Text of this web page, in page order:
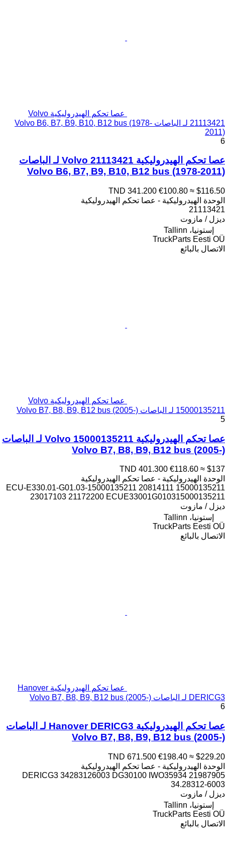
عصا تحكم الهيدروليكية Volvo
21113421 لـ الباصات Volvo B6, B7, B9, B10, B12 bus (1978-
2011)
6
عصا تحكم الهيدروليكية Volvo 21113421 لـ الباصات
Volvo B6, B7, B9, B10, B12 bus (1978-2011)
TND 341.200 €100.80 ≈ $116.50
الوحدة الهيدروليكية - عصا تحكم الهيدروليكية
21113421
ديزل / مازوت
إستونيا، Tallinn
TruckParts Eesti OÜ
الاتصال بالبائع
عصا تحكم الهيدروليكية Volvo
15000135211 لـ الباصات Volvo B7, B8, B9, B12 bus (2005-)
5
عصا تحكم الهيدروليكية Volvo 15000135211 لـ الباصات
Volvo B7, B8, B9, B12 bus (2005-)
TND 401.300 €118.60 ≈ $137
الوحدة الهيدروليكية - عصا تحكم الهيدروليكية
15000135211 ECU-E330.01-G01.03-15000135211 20814111
23017103 21172200 ECUE33001G010315000135211
ديزل / مازوت
إستونيا، Tallinn
TruckParts Eesti OÜ
الاتصال بالبائع
عصا تحكم الهيدروليكية Hanover
DERICG3 لـ الباصات Volvo B7, B8, B9, B12 bus (2005-)
6
عصا تحكم الهيدروليكية Hanover DERICG3 لـ الباصات
Volvo B7, B8, B9, B12 bus (2005-)
TND 671.500 €198.40 ≈ $229.20
الوحدة الهيدروليكية - عصا تحكم الهيدروليكية
DERICG3 34283126003 DG30100 IWO35934 21987905
34.28312-6003
ديزل / مازوت
إستونيا، Tallinn
TruckParts Eesti OÜ
الاتصال بالبائع